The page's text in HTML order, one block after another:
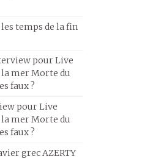
temps de la fin
pour Live
la mer Morte du
faux ?
pour Live
la mer Morte du
faux ?
grec AZERTY